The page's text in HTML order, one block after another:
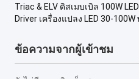
Triac & ELV ดิสเมบเบิล 100W
Driver เครื่องแปลง LED 30-
ข้อความจากผู้เข้าชม